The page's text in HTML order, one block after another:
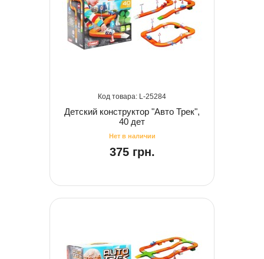
25284
Детский конструктор "Авто Трек",
40 дет
375 грн.